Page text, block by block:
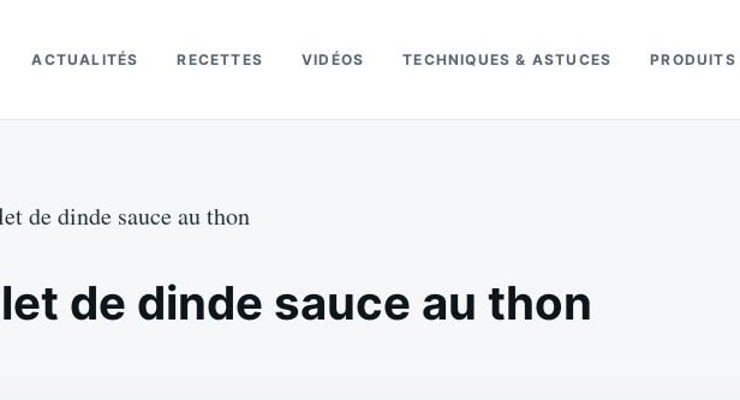
ACTUALITÉS RECETTES VIDÉOS TECHNIQUES & ASTUCES PRODUITS
de dinde sauce au thon
de dinde sauce au thon